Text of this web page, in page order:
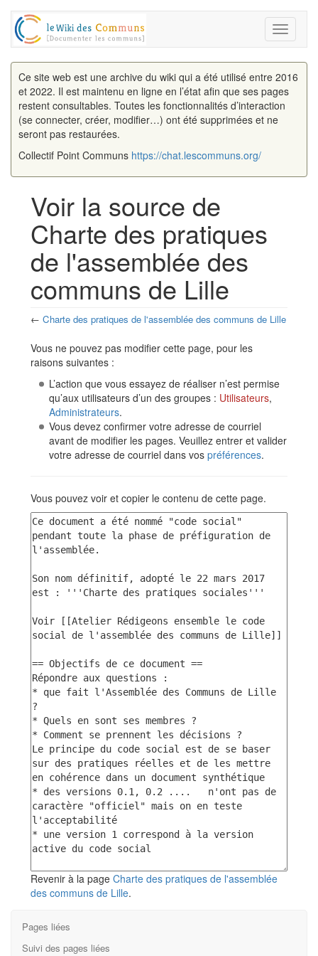
Toggle
Ce site web est une archive du wiki qui a été utilisé entre 2016
et 2022. Il est maintenu en ligne en l’état afin que ses pages
restent consultables. Toutes les fonctionnalités d’interaction
(se connecter, créer, modifier…) ont été supprimées et ne
seront pas restaurées.
Collectif Point Communs https://chat.lescommuns.org/
Voir la source de
Charte des pratiques
de l'assemblée des
communs de Lille
← Charte des pratiques de l'assemblée des communs de Lille
Vous ne pouvez pas modifier cette page, pour les
raisons suivantes :
L’action que vous essayez de réaliser n’est permise
qu’aux utilisateurs d’un des groupes : Utilisateurs,
Administrateurs.
Vous devez confirmer votre adresse de courriel
avant de modifier les pages. Veuillez entrer et valider
votre adresse de courriel dans vos préférences.
Vous pouvez voir et copier le contenu de cette page.
Revenir à la page Charte des pratiques de l'assemblée
des communs de Lille.
Pages liées
Suivi des pages liées